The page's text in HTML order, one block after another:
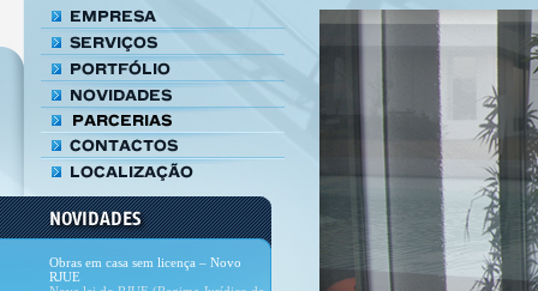
Alguns Termos Técnicos utilizados na
Construção
Acabamento Remate final da estrutura
dive
RJUE
Nova lei do RJUE (Regime Jurídico da